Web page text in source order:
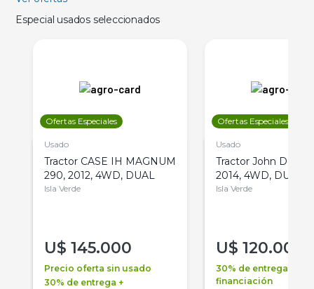
Especial usados seleccionados
Ofertas Especiales
Usado
Tractor CASE IH MAGNUM
290, 2012, 4WD, DUAL
Isla Verde
U$ 145.000
Precio oferta sin usado
30% de entrega +
Ofertas Especiales
Usado
Tractor John Deere
2014, 4WD, DUAL
Isla Verde
U$ 120.000
30% de entrega +
financiación